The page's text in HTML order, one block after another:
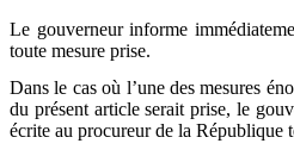
Le gouverneur informe
toute mesure prise.
Dans le cas où l’une des mesures
du présent article serait prise, le
écrite au procureur de la République